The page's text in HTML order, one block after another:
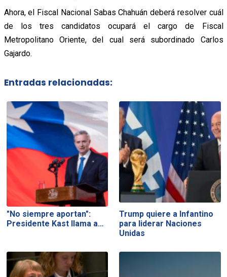
Ahora, el Fiscal Nacional Sabas Chahuán deberá resolver cuál
de los tres candidatos ocupará el cargo de Fiscal
Metropolitano Oriente, del cual será subordinado Carlos
Gajardo.
Entradas relacionadas:
"No siempre aportan":
Presidente Kast llama a…
Trump quiere a Infantino
para liderar Naciones
Unidas